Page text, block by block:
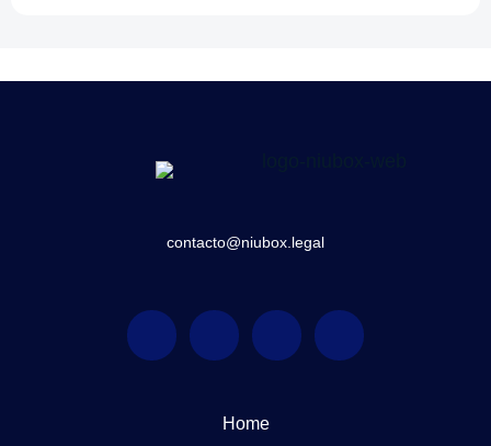
contacto@niubox.legal
Home